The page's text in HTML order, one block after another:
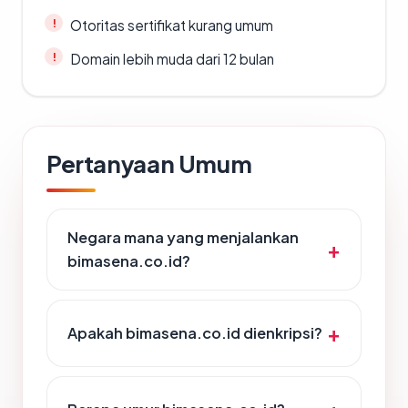
Otoritas sertifikat kurang umum
Domain lebih muda dari 12 bulan
Pertanyaan Umum
Negara mana yang menjalankan
bimasena.co.id?
Apakah bimasena.co.id dienkripsi?